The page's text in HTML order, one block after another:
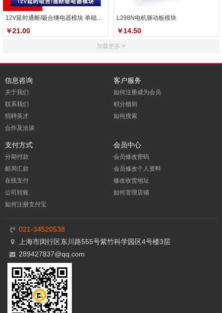
12V延时通断/吸合继电器模块 单稳态开关 延时开关 智能小车
￥21.00
L298N电机驱动板模块
￥14.50
加载更多
信息咨询
关于我们
联系我们
招聘英才
合作及洽谈
客户服务
如何注册成为会员
积分细则
如何搜索
支付方式
分期付款
邮局汇款
在线支付
公司转账
如何注册支付宝
会员中心
会员修改密码
会员修改个人资料
修改收货地址
如何管理店铺
021-34520538
上海市闵行区东川路555号紫竹科学园区4号楼3层
289427837@qq.com